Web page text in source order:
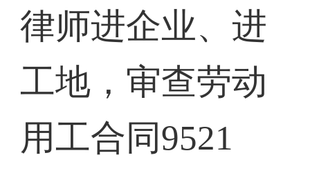
律师进企业、进
工地，审查劳动
用工合同9521